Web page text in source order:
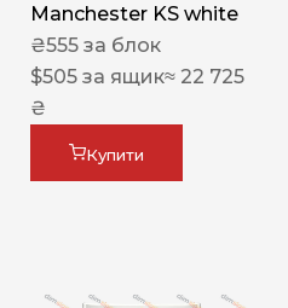
Manchester KS white
₴555 за блок
$505 за ящик≈ 22 725
₴
Купити